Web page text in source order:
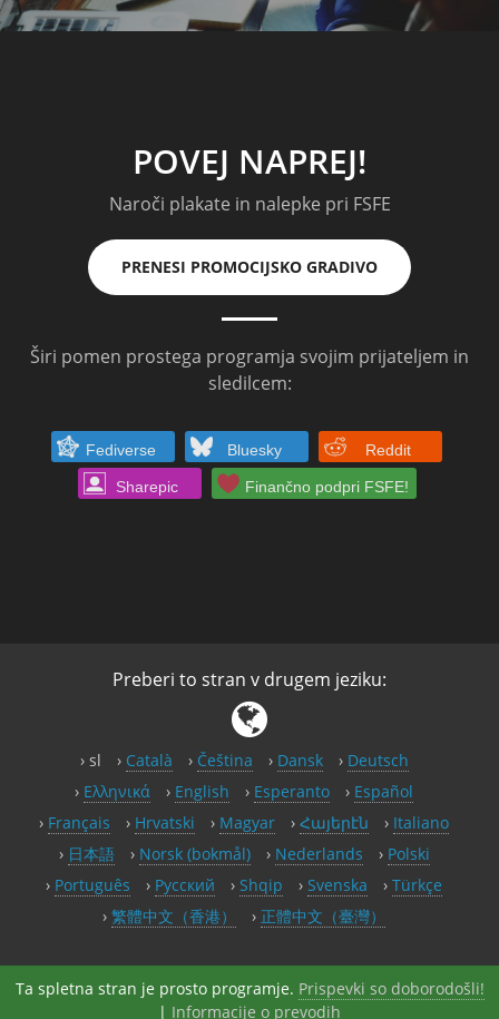
POVEJ NAPREJ!
Naroči plakate in nalepke pri FSFE
PRENESI PROMOCIJSKO GRADIVO
Širi pomen prostega programja svojim prijateljem in
sledilcem:
Fediverse Bluesky Reddit
Sharepic Finančno podpri FSFE!
Preberi to stran v drugem jeziku:
sl Català Čeština Dansk
Deutsch
Ελληνικά
English Esperanto
Español
Français
Hrvatski Magyar Հայերէն
Italiano
日本語
Norsk (bokmål) Nederlands
Polski
Português
Русский Shqip Svenska
Türkçe
繁體中文（香港）
正體中文（臺灣）
Ta spletna stran je prosto programje. Prispevki so doborodošli!
| Informacije o prevodih